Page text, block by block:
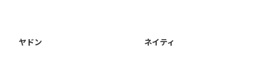
ヤドン ネイティ